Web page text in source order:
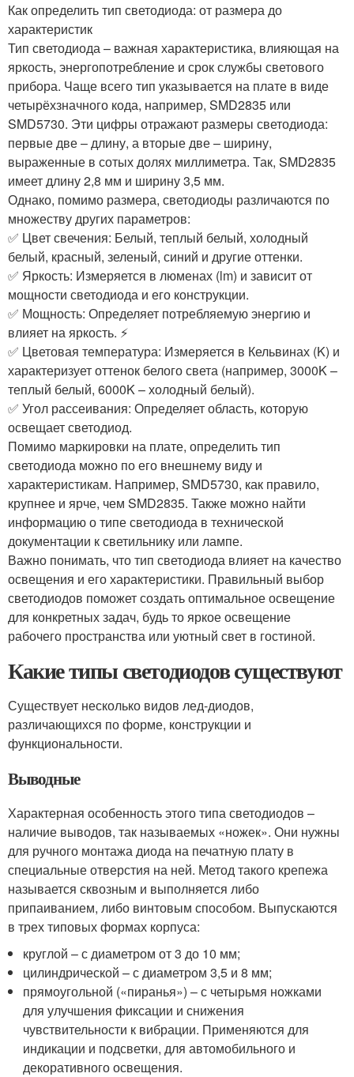
Как определить тип светодиода: от размера до
характеристик
Тип светодиода – важная характеристика, влияющая на
яркость, энергопотребление и срок службы светового
прибора. Чаще всего тип указывается на плате в виде
четырёхзначного кода, например, SMD2835 или
SMD5730. Эти цифры отражают размеры светодиода:
первые две – длину, а вторые две – ширину,
выраженные в сотых долях миллиметра. Так, SMD2835
имеет длину 2,8 мм и ширину 3,5 мм.
Однако, помимо размера, светодиоды различаются по
множеству других параметров:
✅ Цвет свечения: Белый, теплый белый, холодный
белый, красный, зеленый, синий и другие оттенки.
✅ Яркость: Измеряется в люменах (lm) и зависит от
мощности светодиода и его конструкции.
✅ Мощность: Определяет потребляемую энергию и
влияет на яркость. ⚡
✅ Цветовая температура: Измеряется в Кельвинах (K) и
характеризует оттенок белого света (например, 3000K –
теплый белый, 6000K – холодный белый). ️
✅ Угол рассеивания: Определяет область, которую
освещает светодиод.
Помимо маркировки на плате, определить тип
светодиода можно по его внешнему виду и
характеристикам. Например, SMD5730, как правило,
крупнее и ярче, чем SMD2835. Также можно найти
информацию о типе светодиода в технической
документации к светильнику или лампе.
Важно понимать, что тип светодиода влияет на качество
освещения и его характеристики. Правильный выбор
светодиодов поможет создать оптимальное освещение
для конкретных задач, будь то яркое освещение
рабочего пространства или уютный свет в гостиной.
Какие типы светодиодов существуют
Существует несколько видов лед-диодов,
различающихся по форме, конструкции и
функциональности.
Выводные
Характерная особенность этого типа светодиодов –
наличие выводов, так называемых «ножек». Они нужны
для ручного монтажа диода на печатную плату в
специальные отверстия на ней. Метод такого крепежа
называется сквозным и выполняется либо
припаиванием, либо винтовым способом. Выпускаются
в трех типовых формах корпуса:
круглой – с диаметром от 3 до 10 мм;
цилиндрической – с диаметром 3,5 и 8 мм;
прямоугольной («пиранья») – с четырьмя ножками
для улучшения фиксации и снижения
чувствительности к вибрации. Применяются для
индикации и подсветки, для автомобильного и
декоративного освещения.